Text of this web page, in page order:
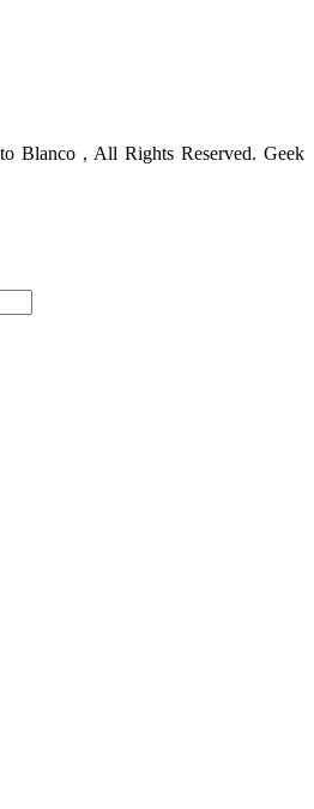
Blanco , All Rights Reserved. Geek